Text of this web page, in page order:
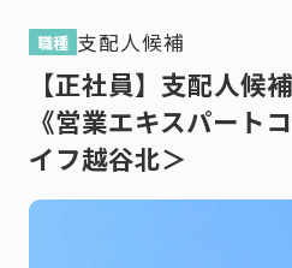
職種 支配人候補
【正社員】支配人候
《営業エキスパート
イフ越谷北＞